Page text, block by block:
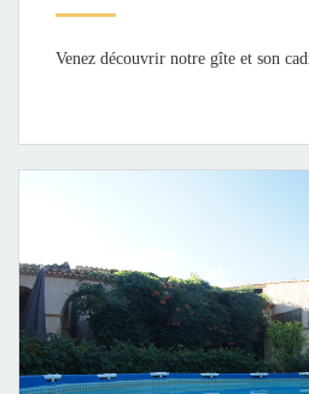
Venez découvrir notre gîte et son